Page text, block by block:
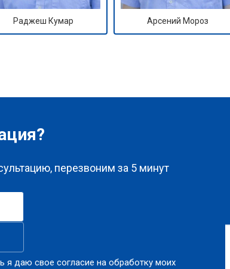
Раджеш Кумар Арсений Мороз
перезвоним за 5 минут
я даю свое согласие на обработку моих